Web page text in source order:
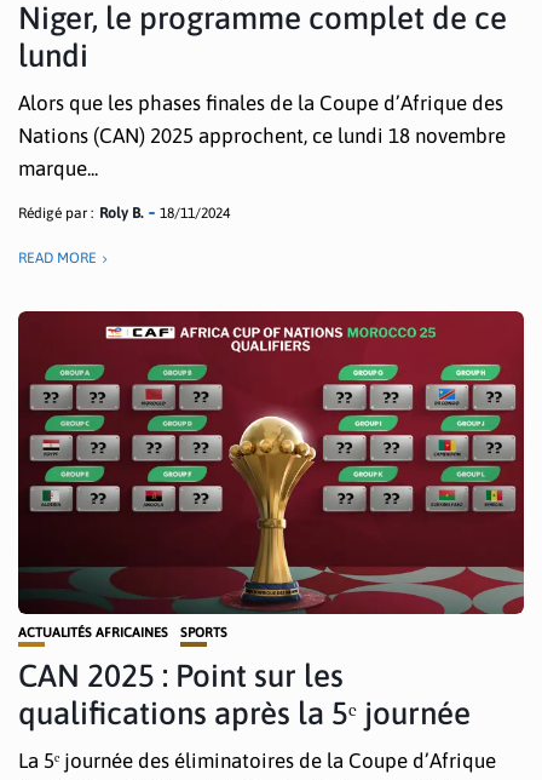
Niger, le programme complet de ce
lundi
Alors que les phases finales de la Coupe d’Afrique des
Nations (CAN) 2025 approchent, ce lundi 18 novembre
marque...
Rédigé par : Roly B. 18/11/2024
READ MORE
ACTUALITÉS AFRICAINES SPORTS
CAN 2025 : Point sur les
qualifications après la 5ᵉ journée
La 5ᵉ journée des éliminatoires de la Coupe d’Afrique